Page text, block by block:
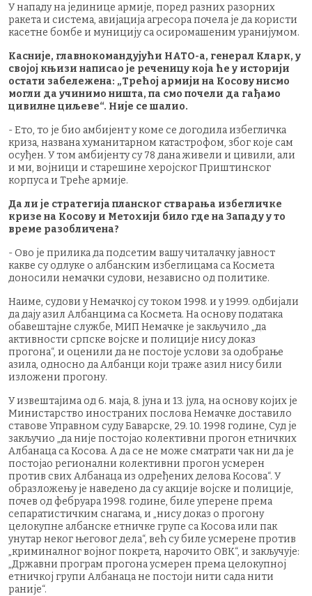
У нападу на јединице армије, поред разних разорних
ракета и система, авијација агресора почела је да користи
касетне бомбе и муницију са осиромашеним уранијумом.
Касније, главнокомандујући НАТО-а, генерал Кларк, у
својој књизи написао је реченицу која ће у историји
остати забележена: „Трећој армији на Косову нисмо
могли да учинимо ништа, па смо почели да гађамо
цивилне циљеве“. Није се шалио.
- Ето, то је био амбијент у коме се догодила избегличка
криза, названа хуманитарном катастрофом, због које сам
осуђен. У том амбијенту су 78 дана живели и цивили, али
и ми, војници и старешине херојског Приштинског
корпуса и Треће армије.
Да ли је стратегија планског стварања избегличке
кризе на Косову и Метохији било где на Западу у то
време разобличена?
- Ово је прилика да подсетим вашу читалачку јавност
какве су одлуке о албанским избеглицама са Космета
доносили немачки судови, независно од политике.
Наиме, судови у Немачкој су током 1998. и у 1999. одбијали
да дају азил Албанцима са Космета. На основу података
обавештајне службе, МИП Немачке је закључило „да
активности српске војске и полиције нису доказ
прогона“, и оценили да не постоје услови за одобрање
азила, односно да Албанци који траже азил нису били
изложени прогону.
У извештајима од 6. маја, 8. јуна и 13. јула, на основу којих је
Министарство иностраних послова Немачке доставило
ставове Управном суду Баварске, 29. 10. 1998 године, Суд је
закључио „да није постојао колективни прогон етничких
Албанаца са Косова. А да се не може сматрати чак ни да је
постојао регионални колективни прогон усмерен
против свих Албанаца из одређених делова Косова“. У
образложењу је наведено да су акције војске и полиције,
почев од фебруара 1998. године, биле уперене према
сепаратистичким снагама, и „нису доказ о прогону
целокупне албанске етничке групе са Косова или пак
унутар неког његовог дела“, већ су биле усмерене против
„криминалног војног покрета, нарочито ОВК“, и закључује:
„Државни програм прогона усмерен према целокупној
етничкој групи Албанаца не постоји нити сада нити
раније“.